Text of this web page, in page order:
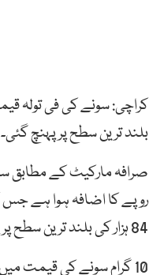
بلند ترین سطح پر پہنچ گئی۔
روپے کا اضافہ ہوا ہے
84 ہزار کی بلند ترین سطح پر پہنچ گئی۔